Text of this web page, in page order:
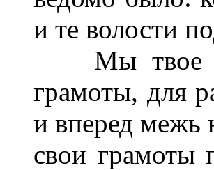
и те волости
Мы твое
грамоты, для
и вперед межь
свои